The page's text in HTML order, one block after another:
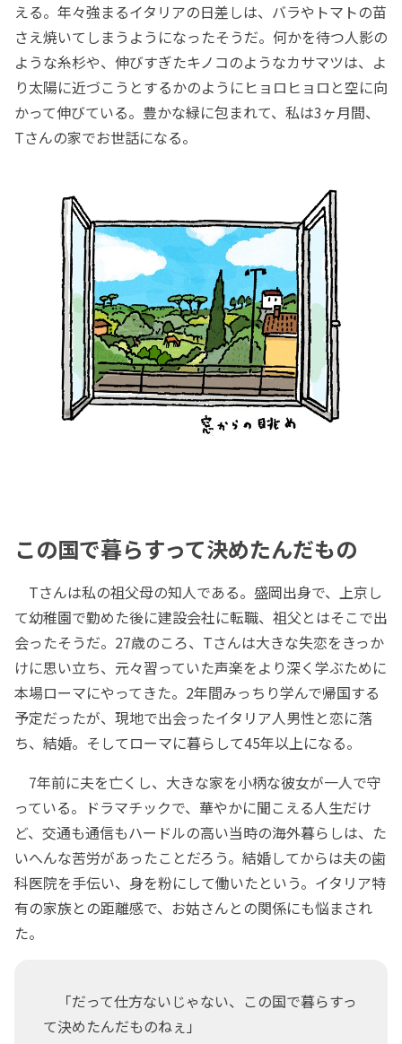
える。年々強まるイタリアの日差しは、バラやトマトの苗
さえ焼いてしまうようになったそうだ。何かを待つ人影の
ような糸杉や、伸びすぎたキノコのようなカサマツは、よ
り太陽に近づこうとするかのようにヒョロヒョロと空に向
かって伸びている。豊かな緑に包まれて、私は3ヶ月間、
Tさんの家でお世話になる。
この国で暮らすって決めたんだもの
Tさんは私の祖父母の知人である。盛岡出身で、上京し
て幼稚園で勤めた後に建設会社に転職、祖父とはそこで出
会ったそうだ。27歳のころ、Tさんは大きな失恋をきっか
けに思い立ち、元々習っていた声楽をより深く学ぶために
本場ローマにやってきた。2年間みっちり学んで帰国する
予定だったが、現地で出会ったイタリア人男性と恋に落
ち、結婚。そしてローマに暮らして45年以上になる。
7年前に夫を亡くし、大きな家を小柄な彼女が一人で守
っている。ドラマチックで、華やかに聞こえる人生だけ
ど、交通も通信もハードルの高い当時の海外暮らしは、た
いへんな苦労があったことだろう。結婚してからは夫の歯
科医院を手伝い、身を粉にして働いたという。イタリア特
有の家族との距離感で、お姑さんとの関係にも悩まされ
た。
「だって仕方ないじゃない、この国で暮らすっ
て決めたんだものねぇ」